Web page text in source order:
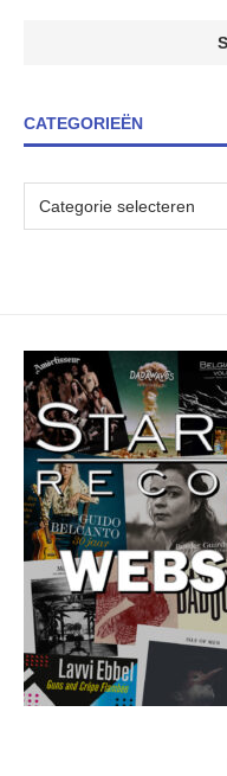
CATEGORIEËN